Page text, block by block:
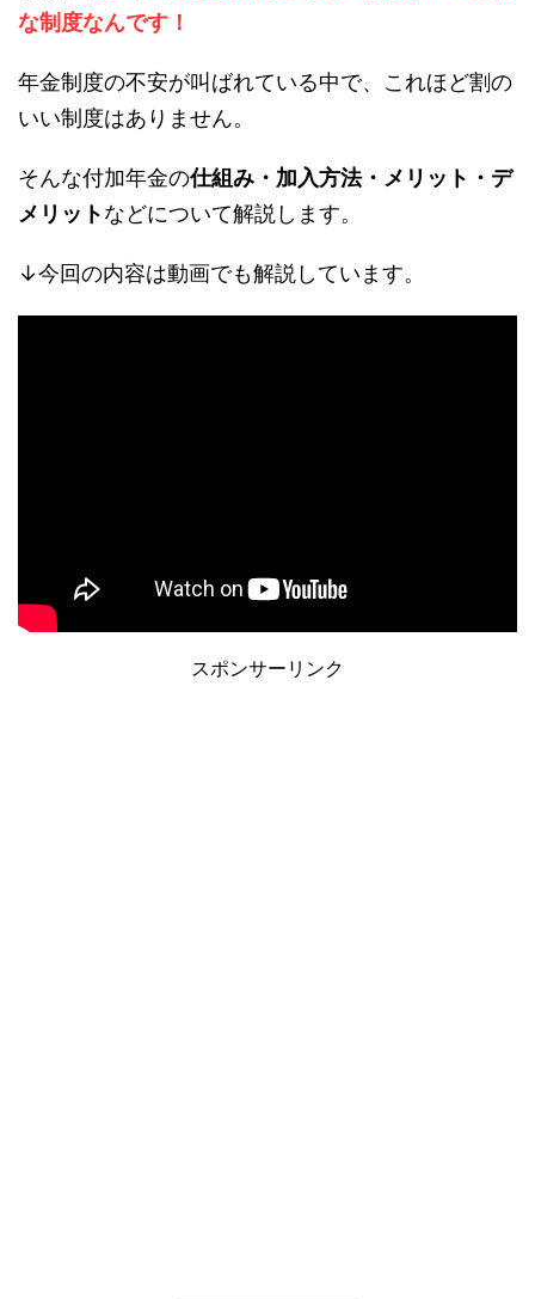
な制度なんです！
年金制度の不安が叫ばれている中で、これほど割の
いい制度はありません。
そんな付加年金の仕組み・加入方法・メリット・デ
メリットなどについて解説します。
↓今回の内容は動画でも解説しています。
スポンサーリンク